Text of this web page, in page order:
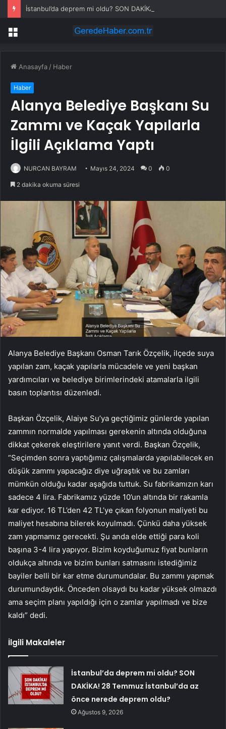
Menü
Anasayfa / Haber
Haber
Alanya Belediye Başkanı Su
Zammı ve Kaçak Yapılarla
İlgili Açıklama Yaptı
NURCAN BAYRAM Mayıs 24, 2024 0 0
2 dakika okuma süresi
Alanya Belediye Başkanı Osman Tarık Özçelik, ilçede suya
yapılan zam, kaçak yapılarla mücadele ve yeni başkan
yardımcıları ve belediye birimlerindeki atamalarla ilgili
basın toplantısı düzenledi.
Başkan Özçelik, Alaiye Su’ya geçtiğimiz günlerde yapılan
zammın normalde yapılması gerekenin altında olduğuna
dikkat çekerek eleştirilere yanıt verdi. Başkan Özçelik,
“Seçimden sonra yaptığımız çalışmalarda yapılabilecek en
düşük zammı yapacağız diye uğraştık ve bu zamları
mümkün olduğu kadar aşağıda tuttuk. Su fabrikamızın karı
sadece 4 lira. Fabrikamız yüzde 10’un altında bir rakamla
kar ediyor. 16 TL’den 42 TL’ye çıkan folyonun maliyeti bu
maliyet hesabına bilerek koyulmadı. Çünkü daha yüksek
zam yapmamız gerecekti. Şu anda elde ettiği para koli
başına 3-4 lira yapıyor. Bizim koyduğumuz fiyat bunların
oldukça altında ve bizim bunları satmasını istediğimiz
bayiler belli bir kar etme durumundalar. Bu zammı yapmak
durumundaydık. Önceden olsaydı bu kadar yüksek olmazdı
ama seçim planı yapıldığı için o zamlar yapılmadı ve bize
kaldı” dedi.
İlgili Makaleler
İstanbul’da deprem mi oldu? SON
DAKİKA! 28 Temmuz İstanbul’da az
önce nerede deprem oldu?
Ağustos 9, 2026